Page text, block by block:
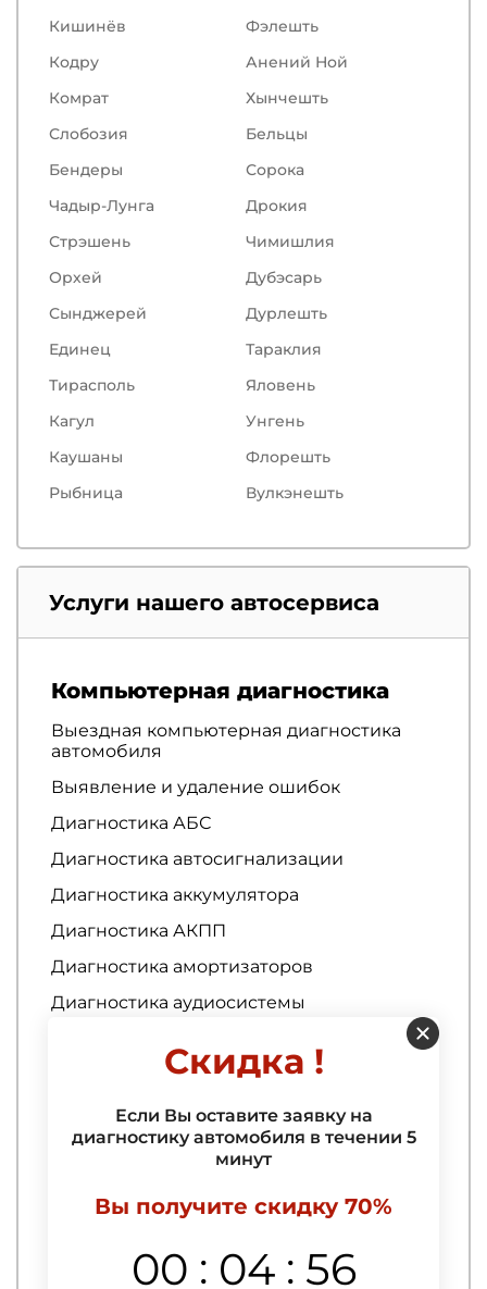
Кишинёв
Фэлешть
Кодру
Анений Ной
Комрат
Хынчешть
Слобозия
Бельцы
Бендеры
Сорокa
Чадыр-Лунга
Дрокия
Стрэшень
Чимишлия
Орхей
Дубэсарь
Сынджерей
Дурлешть
Единец
Тараклия
Тирасполь
Яловень
Кагул
Унгень
Каушаны
Флорешть
Рыбница
Вулкэнешть
Услуги нашего автосервиса
Компьютерная диагностика
Выездная компьютерная диагностика
автомобиля
Выявление и удаление ошибок
Диагностика АБС
Диагностика автосигнализации
Диагностика аккумулятора
Диагностика АКПП
Диагностика амортизаторов
Диагностика аудиосистемы
Диагностика бензонасоса
Диагностика вариатора
Диагностика высоковольтных проводов
Диагностика выхлопной системы
Диагностика генератора
Скидка !
Если Вы оставите заявку на
диагностику автомобиля в течении 5
минут
Вы получите скидку 70%
00 : 04 : 55